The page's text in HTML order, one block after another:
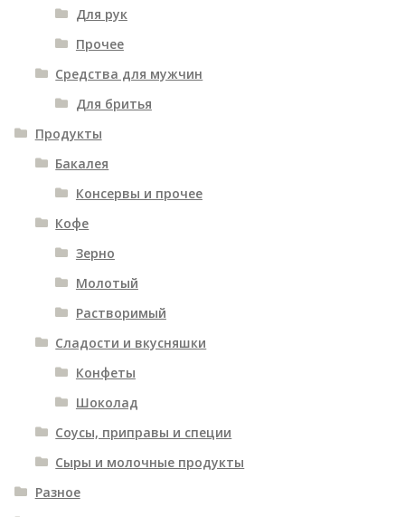
Для рук
Прочее
Средства для мужчин
Для бритья
Продукты
Бакалея
Консервы и прочее
Кофе
Зерно
Молотый
Растворимый
Сладости и вкусняшки
Конфеты
Шоколад
Соусы, приправы и специи
Сыры и молочные продукты
Разное